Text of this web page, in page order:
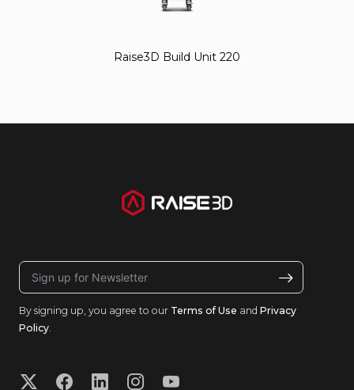
Raise3D Build Unit 220
By signing up, you agree to our Terms of Use and Privacy
Policy.